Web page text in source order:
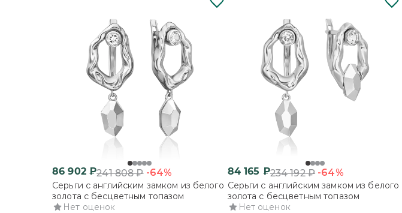
86 902₽241 808₽ -64%
Серьги с английским замком из белого
золота с бесцветным топазом
Нет оценок
84 165 ₽234 192₽ -64%
Серьги с английским замком из белого
золота с бесцветным топазом
Нет оценок